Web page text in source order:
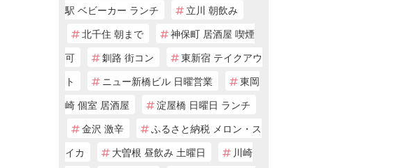
駅 ベビーカー ランチ
立川 朝飲み
北千住 朝まで
神保町 居酒屋 喫煙
可
釧路 街コン
東新宿 テイクアウ
ト
ニュー新橋ビル 日曜営業
東岡
崎 個室 居酒屋
淀屋橋 日曜日 ランチ
金沢 激辛
ふるさと納税 メロン・ス
イカ
大曽根 昼飲み 土曜日
川崎